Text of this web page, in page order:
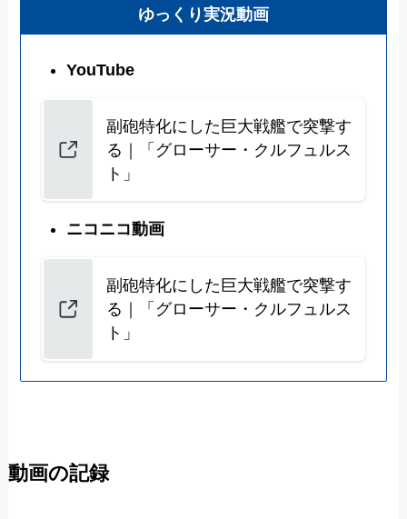
ゆっくり実況動画
YouTube
副砲特化にした巨大戦艦で突撃す
る｜「グローサー・クルフュルス
ト」
ニコニコ動画
副砲特化にした巨大戦艦で突撃す
る｜「グローサー・クルフュルス
ト」
動画の記録